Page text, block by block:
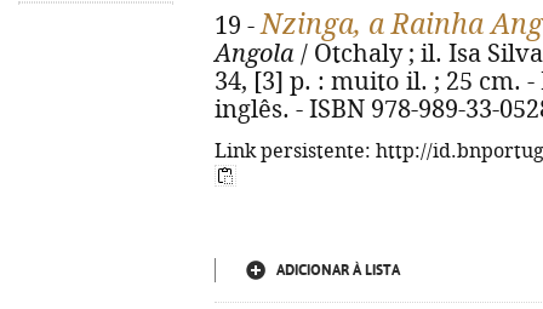
19 -Nzinga, a Rainha
Angola / Otchaly ; il. Isa
34, [3] p. : muito il. ; 25 cm.
inglês. - ISBN 978-989-33-
Link persistente: http://
ADICIONAR À LISTA